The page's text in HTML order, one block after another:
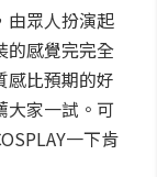
由眾人扮演起
的感覺完完全
感比預期的好
大家一試。可
一下肯